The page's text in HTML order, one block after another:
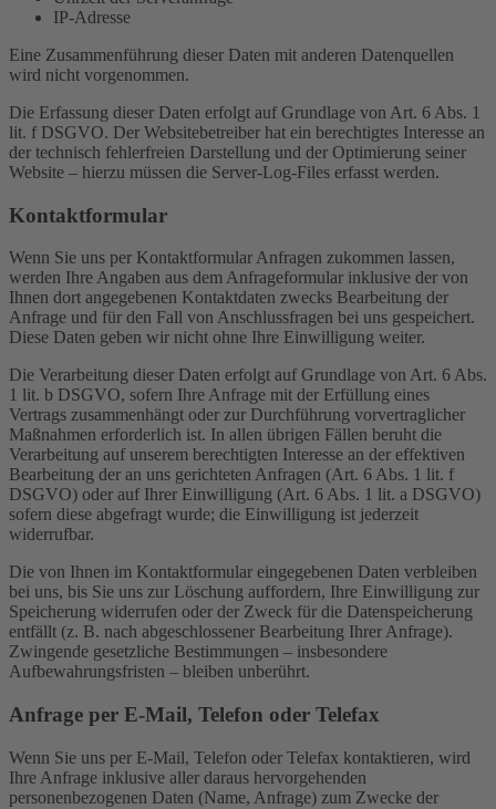
IP-Adresse
Eine Zusammenführung dieser Daten mit anderen Datenquellen
wird nicht vorgenommen.
Die Erfassung dieser Daten erfolgt auf Grundlage von Art. 6 Abs. 1
lit. f DSGVO. Der Websitebetreiber hat ein berechtigtes Interesse an
der technisch fehlerfreien Darstellung und der Optimierung seiner
Website – hierzu müssen die Server-Log-Files erfasst werden.
Kontaktformular
Wenn Sie uns per Kontaktformular Anfragen zukommen lassen,
werden Ihre Angaben aus dem Anfrageformular inklusive der von
Ihnen dort angegebenen Kontaktdaten zwecks Bearbeitung der
Anfrage und für den Fall von Anschlussfragen bei uns gespeichert.
Diese Daten geben wir nicht ohne Ihre Einwilligung weiter.
Die Verarbeitung dieser Daten erfolgt auf Grundlage von Art. 6 Abs.
1 lit. b DSGVO, sofern Ihre Anfrage mit der Erfüllung eines
Vertrags zusammenhängt oder zur Durchführung vorvertraglicher
Maßnahmen erforderlich ist. In allen übrigen Fällen beruht die
Verarbeitung auf unserem berechtigten Interesse an der effektiven
Bearbeitung der an uns gerichteten Anfragen (Art. 6 Abs. 1 lit. f
DSGVO) oder auf Ihrer Einwilligung (Art. 6 Abs. 1 lit. a DSGVO)
sofern diese abgefragt wurde; die Einwilligung ist jederzeit
widerrufbar.
Die von Ihnen im Kontaktformular eingegebenen Daten verbleiben
bei uns, bis Sie uns zur Löschung auffordern, Ihre Einwilligung zur
Speicherung widerrufen oder der Zweck für die Datenspeicherung
entfällt (z. B. nach abgeschlossener Bearbeitung Ihrer Anfrage).
Zwingende gesetzliche Bestimmungen – insbesondere
Aufbewahrungsfristen – bleiben unberührt.
Anfrage per E-Mail, Telefon oder Telefax
Wenn Sie uns per E-Mail, Telefon oder Telefax kontaktieren, wird
Ihre Anfrage inklusive aller daraus hervorgehenden
personenbezogenen Daten (Name, Anfrage) zum Zwecke der